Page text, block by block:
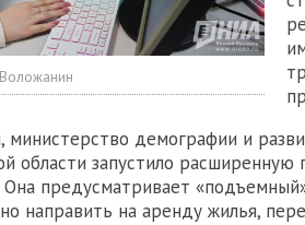
министерство демографии и
области запустило
Она предусматривает
направить на аренду жилья,